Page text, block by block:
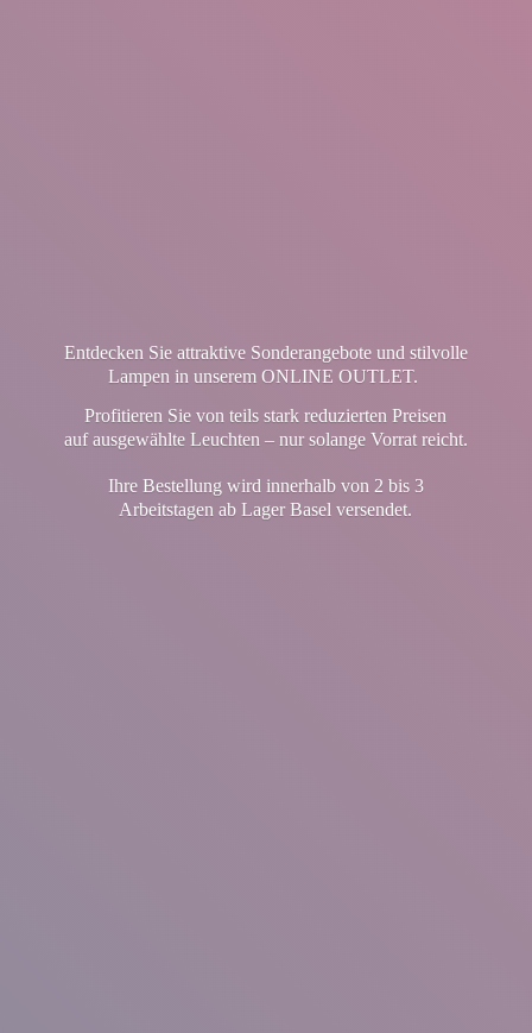
Entdecken Sie attraktive Sonderangebote und stilvolle
Lampen in unserem ONLINE OUTLET.
Profitieren Sie von teils stark reduzierten Preisen
auf ausgewählte Leuchten – nur solange Vorrat reicht.
Ihre Bestellung wird innerhalb von 2 bis 3
Arbeitstagen ab LagerBasel versendet.